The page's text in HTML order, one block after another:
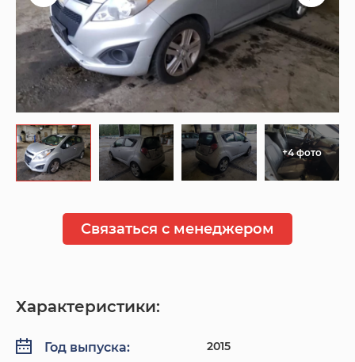
+4 фото
Связаться с менеджером
Характеристики:
Год выпуска: 2015